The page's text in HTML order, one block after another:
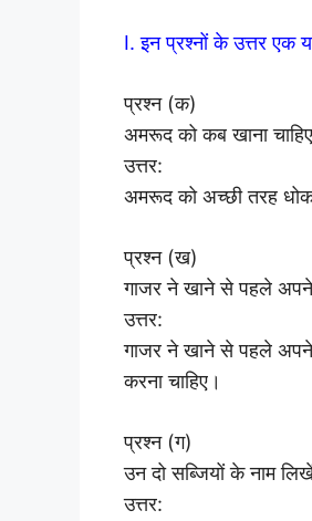
I. इन प्रश्नों के उत्तर एक
प्रश्न (क)
अमरूद को कब खाना
उत्तर:
अमरूद को अच्छी तरह
प्रश्न (ख)
गाजर ने खाने से पहले अपने
उत्तर:
गाजर ने खाने से पहले अपने
करना चाहिए।
प्रश्न (ग)
उन दो सब्जियों के नाम
उत्तर: